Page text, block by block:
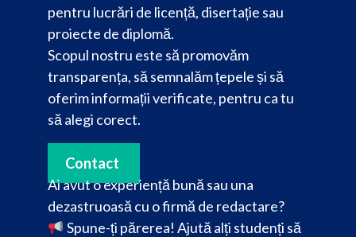
pentru lucrări de licență, disertație sau
proiecte de diplomă.
Scopul nostru este să promovăm
transparența, să semnalăm țepele și să
oferim informații verificate, pentru ca tu
să alegi corect.
Contact
Ai avut o experiență bună sau una
dezastruoasă cu o firmă de redactare?
Spune-ți părerea! Ajută alți studenți să